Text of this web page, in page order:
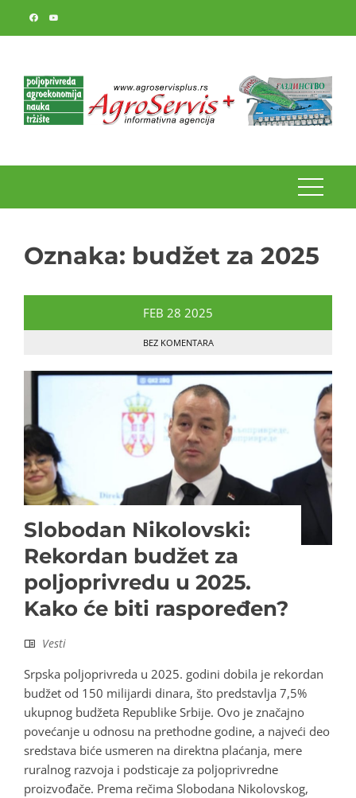
Oznaka: budžet za 2025
FEB 28 2025
BEZ KOMENTARA
Slobodan Nikolovski:
Rekordan budžet za
poljoprivredu u 2025.
Kako će biti raspoređen?
Vesti
Srpska poljoprivreda u 2025. godini dobila je rekordan
budžet od 150 milijardi dinara, što predstavlja 7,5%
ukupnog budžeta Republike Srbije. Ovo je značajno
povećanje u odnosu na prethodne godine, a najveći deo
sredstava biće usmeren na direktna plaćanja, mere
ruralnog razvoja i podsticaje za poljoprivredne
proizvođače. Prema rečima Slobodana Nikolovskog,